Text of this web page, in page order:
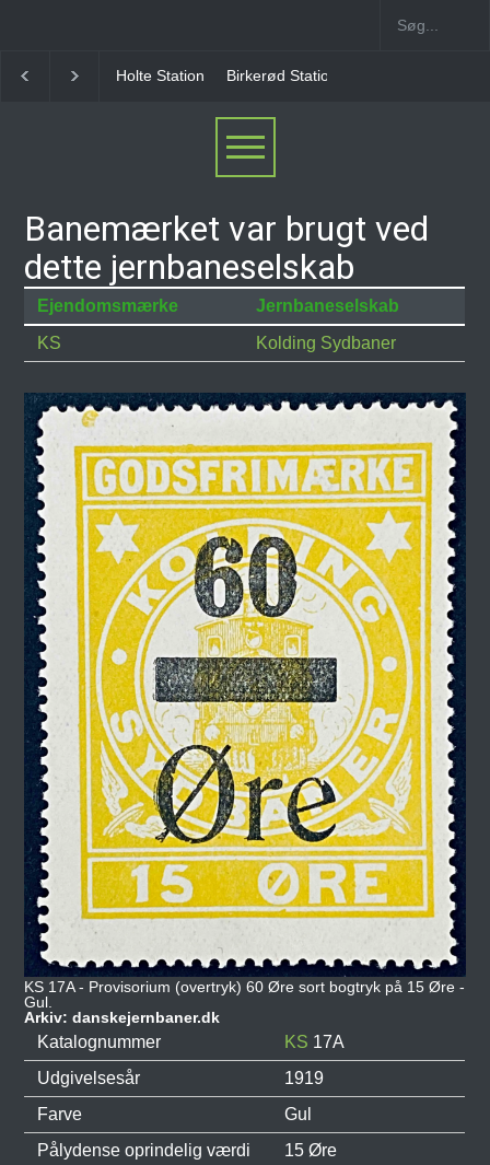
Holte Station Birkerød Station
Banemærket var brugt ved
dette jernbaneselskab
Ejendomsmærke
Jernbaneselskab
KS
Kolding Sydbaner
KS 17A - Provisorium (overtryk) 60 Øre sort bogtryk på 15 Øre -
Gul.
Arkiv: danskejernbaner.dk
Katalognummer KS 17A
Udgivelsesår
1919
Farve
Gul
Pålydense oprindelig værdi
15 Øre